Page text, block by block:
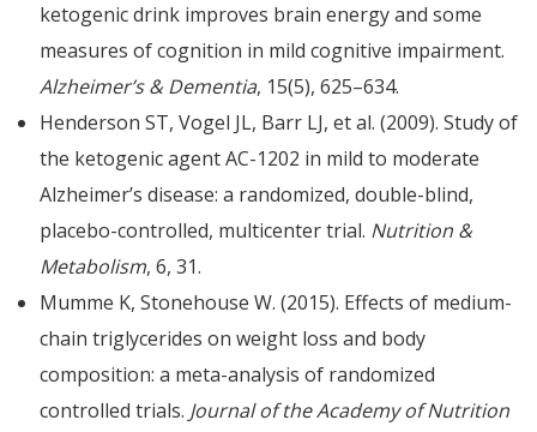
ketogenic drink improves brain energy and some
measures of cognition in mild cognitive impairment.
Alzheimer’s & Dementia, 15(5), 625–634.
Henderson ST, Vogel JL, Barr LJ, et al. (2009). Study of
the ketogenic agent AC-1202 in mild to moderate
Alzheimer’s disease: a randomized, double-blind,
placebo-controlled, multicenter trial. Nutrition &
Metabolism, 6, 31.
Mumme K, Stonehouse W. (2015). Effects of medium-
chain triglycerides on weight loss and body
composition: a meta-analysis of randomized
controlled trials. Journal of the Academy of Nutrition